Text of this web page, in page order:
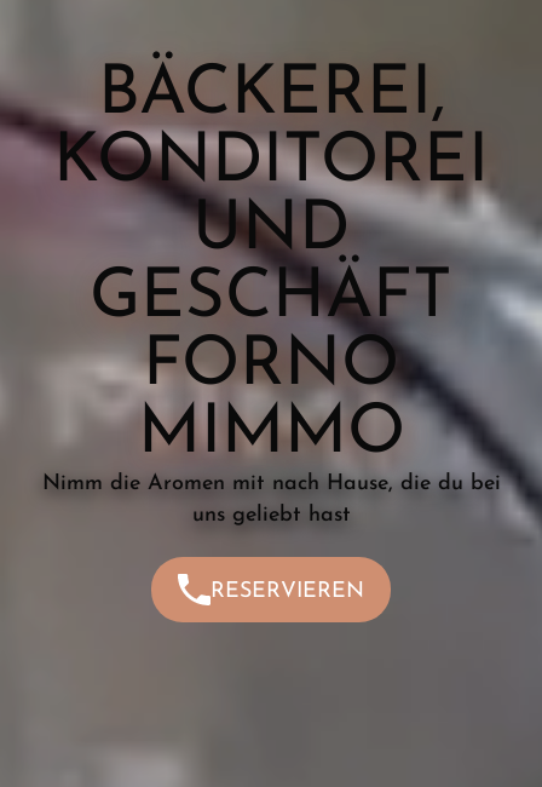
BÄCKEREI,
KONDITOREI
UND
GESCHÄFT
FORNO
MIMMO
Nimm die Aromen mit nach Hause, die du bei
uns geliebt hast
RESERVIEREN